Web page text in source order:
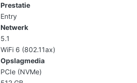
Prestatie
Entry
Netwerk
5.1
WiFi 6 (802.11ax)
Opslagmedia
PCIe (NVMe)